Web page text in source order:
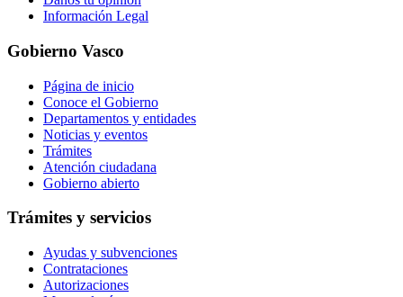
Información Legal
Gobierno Vasco
Página de inicio
Conoce el Gobierno
Departamentos y entidades
Noticias y eventos
Trámites
Atención ciudadana
Gobierno abierto
Trámites y servicios
Ayudas y subvenciones
Contrataciones
Autorizaciones